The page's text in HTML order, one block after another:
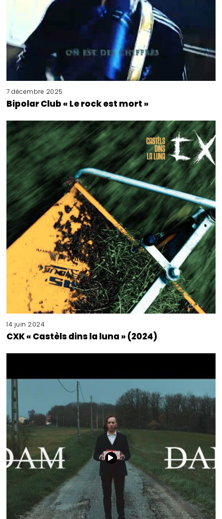
7 décembre 2025
Bipolar Club « Le rock est mort »
14 juin 2024
CXK « Castèls dins la luna » (2024)